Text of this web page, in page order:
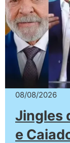
08/08/2026
Jingles
e